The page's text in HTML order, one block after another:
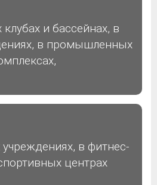
и бассейнах, в
в промышленных
в фитнес-
центрах